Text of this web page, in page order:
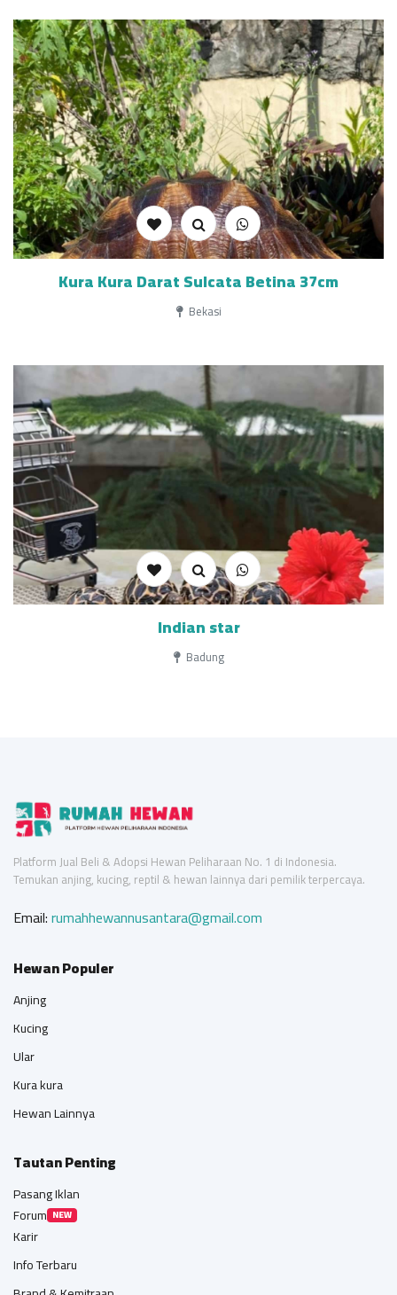
Kura Kura Darat Sulcata Betina 37cm
Bekasi
Indian star
Badung
Platform Jual Beli & Adopsi Hewan Peliharaan No. 1 di Indonesia.
Temukan anjing, kucing, reptil & hewan lainnya dari pemilik terpercaya.
Email:rumahhewannusantara@gmail.com
Hewan Populer
Anjing
Kucing
Ular
Kura kura
Hewan Lainnya
Tautan Penting
Pasang Iklan
Forum NEW
Karir
Info Terbaru